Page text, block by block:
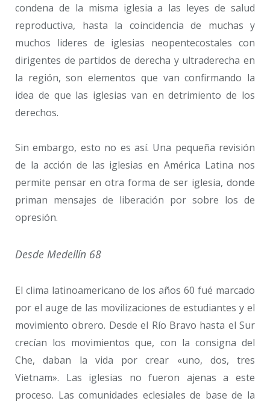
condena de la misma iglesia a las leyes de salud
reproductiva, hasta la coincidencia de muchas y
muchos lideres de iglesias neopentecostales con
dirigentes de partidos de derecha y ultraderecha en
la región, son elementos que van confirmando la
idea de que las iglesias van en detrimiento de los
derechos.
Sin embargo, esto no es así. Una pequeña revisión
de la acción de las iglesias en América Latina nos
permite pensar en otra forma de ser iglesia, donde
priman mensajes de liberación por sobre los de
opresión.
Desde Medellín 68
El clima latinoamericano de los años 60 fué marcado
por el auge de las movilizaciones de estudiantes y el
movimiento obrero. Desde el Río Bravo hasta el Sur
crecían los movimientos que, con la consigna del
Che, daban la vida por crear «uno, dos, tres
Vietnam». Las iglesias no fueron ajenas a este
proceso. Las comunidades eclesiales de base de la